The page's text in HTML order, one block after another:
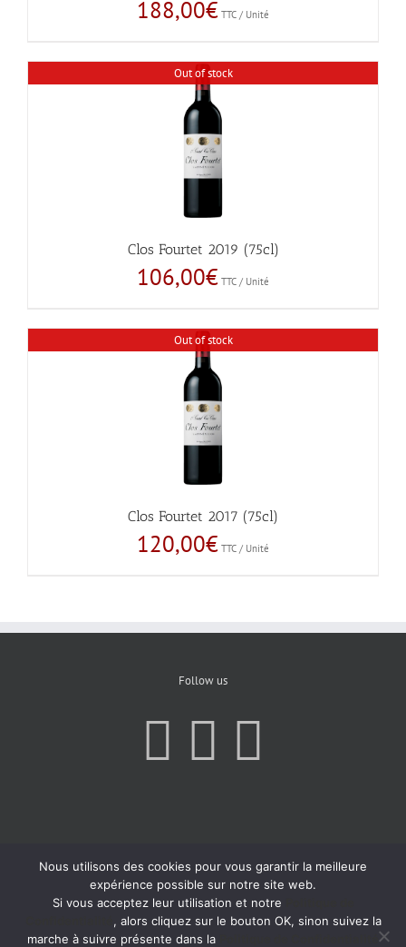
188,00€ TTC / Unité
Out of stock
Clos Fourtet 2019 (75cl)
106,00€ TTC / Unité
Out of stock
Clos Fourtet 2017 (75cl)
120,00€ TTC / Unité
Follow us
Nous utilisons des cookies pour vous garantir la meilleure
expérience possible sur notre site web.
Si vous acceptez leur utilisation et notre
, alors cliquez sur le bouton OK, sinon suivez la
marche à suivre présente dans la